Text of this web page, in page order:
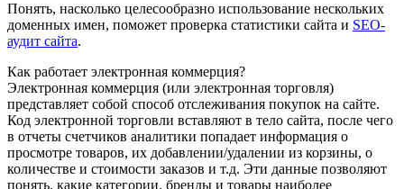
Понять, насколько целесообразно использование нескольких
доменных имен, поможет проверка статистики сайта и SEO-
аудит сайта.
Как работает электронная коммерция?
Электронная коммерция (или электронная торговля)
представляет собой способ отслеживания покупок на сайте.
Код электронной торговли вставляют в тело сайта, после чего
в отчеты счетчиков аналитики попадает информация о
просмотре товаров, их добавлении/удалении из корзины, о
количестве и стоимости заказов и т.д. Эти данные позволяют
понять, какие категории, бренды и товары наиболее